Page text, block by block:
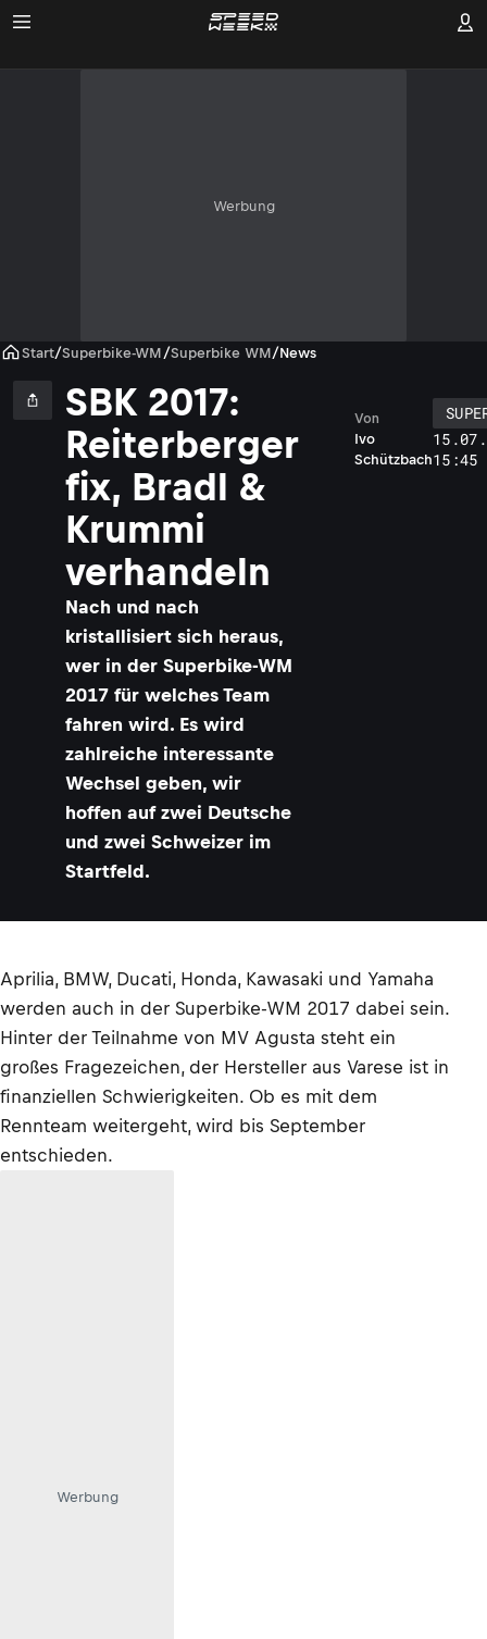
Werbung
Start/Superbike-WM /Superbike WM/News
SBK 2017:
Reiterberger
fix, Bradl &
Krummi
verhandeln
Nach und nach
kristallisiert sich heraus,
wer in der Superbike-WM
2017 für welches Team
fahren wird. Es wird
zahlreiche interessante
Wechsel geben, wir
hoffen auf zwei Deutsche
und zwei Schweizer im
Startfeld.
Ivo
Schützbach
Von
15:45
Aprilia, BMW, Ducati, Honda, Kawasaki und Yamaha
werden auch in der Superbike-WM 2017 dabei sein.
Hinter der Teilnahme von MV Agusta steht ein
großes Fragezeichen, der Hersteller aus Varese ist in
finanziellen Schwierigkeiten. Ob es mit dem
Rennteam weitergeht, wird bis September
entschieden.
Werbung